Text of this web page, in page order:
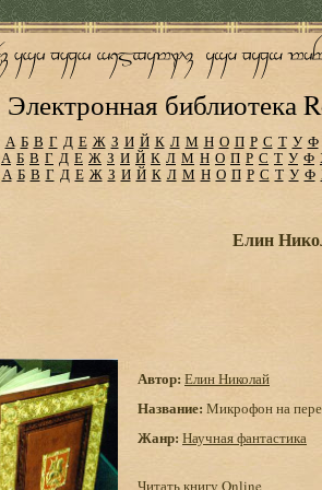
Электронная библиотека
А Б В Г Д Е Ж З И Й К Л М Н О П Р С Т У Ф
А Б В Г Д Е Ж З И Й К Л М Н О П Р С Т У Ф
А Б В Г Д Е Ж З И Й К Л М Н О П Р С Т У Ф
Елин
Автор: Елин Николай
Название: Микрофон на
Жанр: Научная фантастика
Читать книгу Online